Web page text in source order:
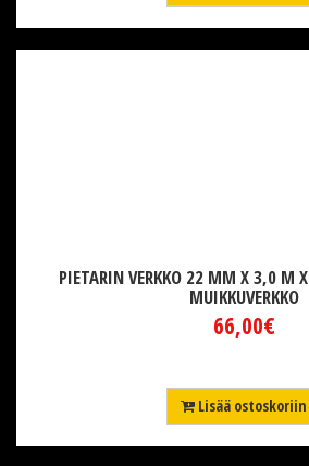
PIETARIN VERKKO 22 MM X 3,0 M
MUIKKUVERKKO
66,00€
Lisää ostoskoriin